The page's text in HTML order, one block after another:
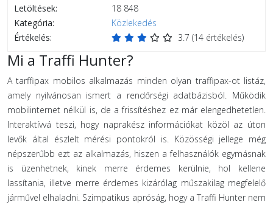
Letöltések:
18 848
Kategória:
Közlekedés
Értékelés:
3.7 (14 értékelés)
Mi a Traffi Hunter?
A tarffipax mobilos alkalmazás minden olyan traffipax-ot listáz,
amely nyilvánosan ismert a rendőrségi adatbázisból. Működik
mobilinternet nélkül is, de a frissítéshez ez már elengedhetetlen.
Interaktívvá teszi, hogy naprakész információkat közöl az úton
levők által észlelt mérési pontokról is. Közösségi jellege még
népszerűbb ezt az alkalmazás, hiszen a felhasználók egymásnak
is üzenhetnek, kinek merre érdemes kerülnie, hol kellene
lassítania, illetve merre érdemes kizárólag műszakilag megfelelő
járművel elhaladni. Szimpatikus apróság, hogy a Traffi Hunter nem